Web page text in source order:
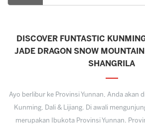
DISCOVER FUNTASTIC
JADE DRAGON SNOW
SHANGRILA
Ayo berlibur ke Provinsi Yunnan, Anda akan
Kunming, Dali & Lijiang. Di awali
merupakan Ibukota Provinsi Yunnan.